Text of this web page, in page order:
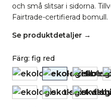
och små slitsar i sidorna.
Fairtrade-certifierad bomull.
Se produktdetaljer →
Färg: fig red